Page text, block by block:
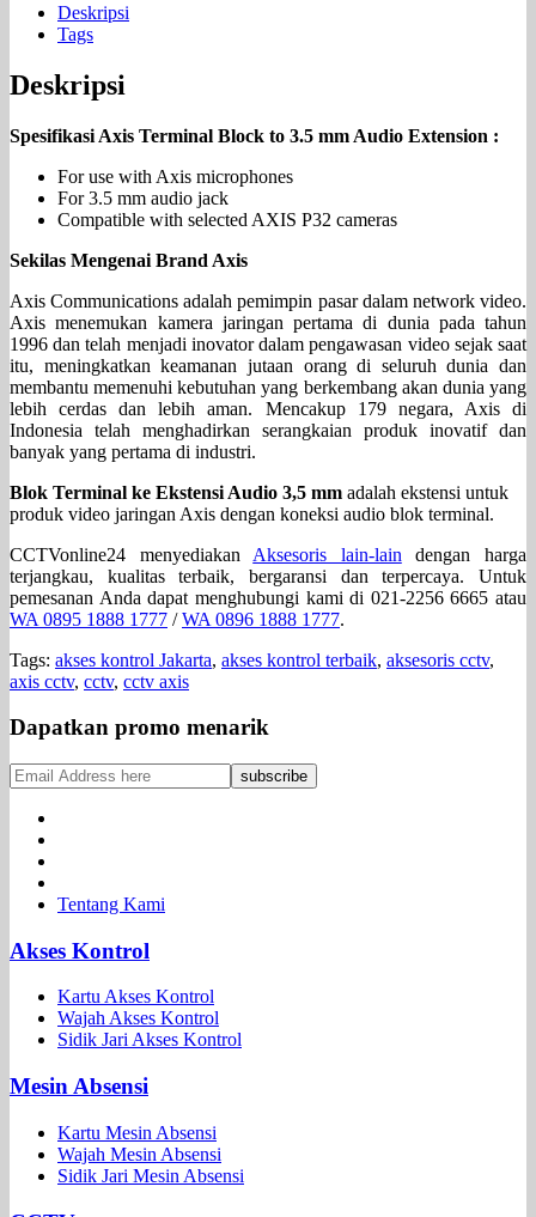
Deskripsi
Tags
Deskripsi
Spesifikasi Axis Terminal Block to 3.5 mm Audio Extension :
For use with Axis microphones
For 3.5 mm audio jack
Compatible with selected AXIS P32 cameras
Sekilas Mengenai Brand Axis
Axis Communications adalah pemimpin pasar dalam network video.
Axis menemukan kamera jaringan pertama di dunia pada tahun
1996 dan telah menjadi inovator dalam pengawasan video sejak saat
itu, meningkatkan keamanan jutaan orang di seluruh dunia dan
membantu memenuhi kebutuhan yang berkembang akan dunia yang
lebih cerdas dan lebih aman. Mencakup 179 negara, Axis di
Indonesia telah menghadirkan serangkaian produk inovatif dan
banyak yang pertama di industri.
Blok Terminal ke Ekstensi Audio 3,5 mm adalah ekstensi untuk
produk video jaringan Axis dengan koneksi audio blok terminal.
CCTVonline24 menyediakan Aksesoris lain-lain dengan harga
terjangkau, kualitas terbaik, bergaransi dan terpercaya. Untuk
pemesanan Anda dapat menghubungi kami di 021-2256 6665 atau
WA 0895 1888 1777 /WA 0896 1888 1777.
Tags: akses kontrol Jakarta, akses kontrol terbaik, aksesoris cctv,
axis cctv, cctv, cctv axis
Dapatkan promo menarik
Tentang Kami
Akses Kontrol
Kartu Akses Kontrol
Wajah Akses Kontrol
Sidik Jari Akses Kontrol
Mesin Absensi
Kartu Mesin Absensi
Wajah Mesin Absensi
Sidik Jari Mesin Absensi